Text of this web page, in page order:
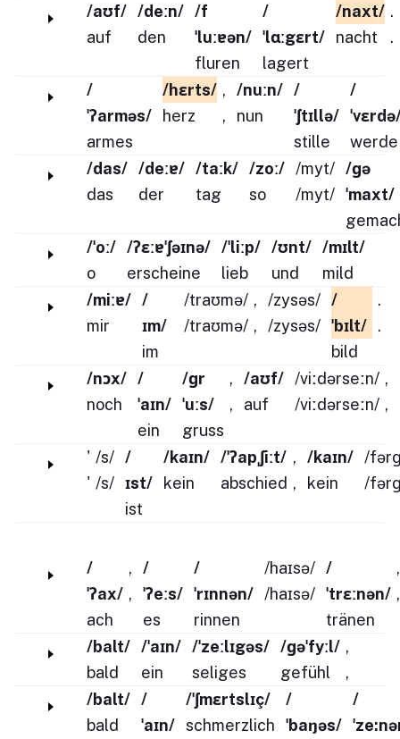
/aʊf/
auf
/deːn/
den
/f
ˈluːɐən/
fluren
/
ˈlɑːgɛrt/
lagert
/naxt/
nacht
.
.
/
ˈʔarməs/
armes
/hɛrts/
herz
,
,
/nuːn/
nun
/
ˈʃtɪllə/
stille
/
werde
/das/
das
/deːɐ/
der
/taːk/
tag
/zoː/
so
/myt/
/myt/
/ɡə
ˈmaxt/
/ˈoː/
o
/ʔɛːɐˈʃəɪnə/
erscheine
/ˈliːp/
lieb
/ʊnt/
und
/mɪlt/
mild
/miːɐ/
mir
/
ɪm/
im
/traʊmə/
/traʊmə/
,
,
/zysəs/
/zysəs/
/
ˈbɪlt/
bild
.
.
/nɔx/
noch
/
ˈaɪn/
ein
/ɡr
ˈuːs/
gruss
,
,
/aʊf/
auf
/viːdərseːn/
/viːdərseːn/
,
,
'
'
/s/
/s/
/
ɪst/
ist
/kaɪn/
kein
/ˈʔapˌʃiːt/
abschied
,
,
/kaɪn/
kein
/
/
/
ˈʔax/
ach
,
,
/
ˈʔeːs/
es
/
ˈrɪnnən/
rinnen
/haɪsə/
/haɪsə/
/
ˈtrɛːnən/
tränen
,
,
/balt/
bald
/ˈaɪn/
ein
/ˈzeːlɪgəs/
seliges
/ɡəˈfyːl/
gefühl
,
,
/balt/
bald
/
ˈaɪn/
/ˈʃmɛrtslɪç/
schmerzlich
/
ˈbaŋəs/
/